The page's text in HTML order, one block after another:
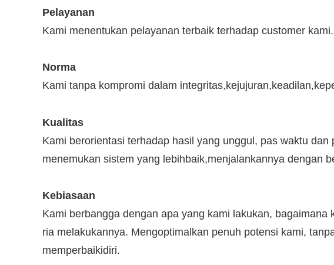
Pelayanan
Kami menentukan pelayanan terbaik terhadap customer kami.
Norma
Kami tanpa kompromi dalam
Kualitas
Kami berorientasi terhadap hasil yang unggul, pas waktu
menemukan sistem yang lebihbaik,menjalankannya dengan
Kebiasaan
Kami berbangga dengan apa yang kami lakukan,
ria melakukannya. Mengoptimalkan penuh potensi kami,
memperbaikidiri.